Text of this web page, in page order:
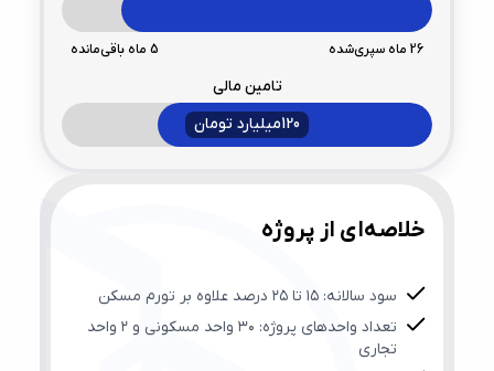
26 ماه سپری‌شده 5 ماه باقی‌مانده
تامین مالی
120میلیارد تومان
خلاصه‌ای از پروژه
سود سالانه: ۱۵ تا ۲۵ درصد علاوه بر تورم مسکن
تعداد واحدهای پروژه: ۳۰ واحد مسکونی و ۲ واحد
تجاری